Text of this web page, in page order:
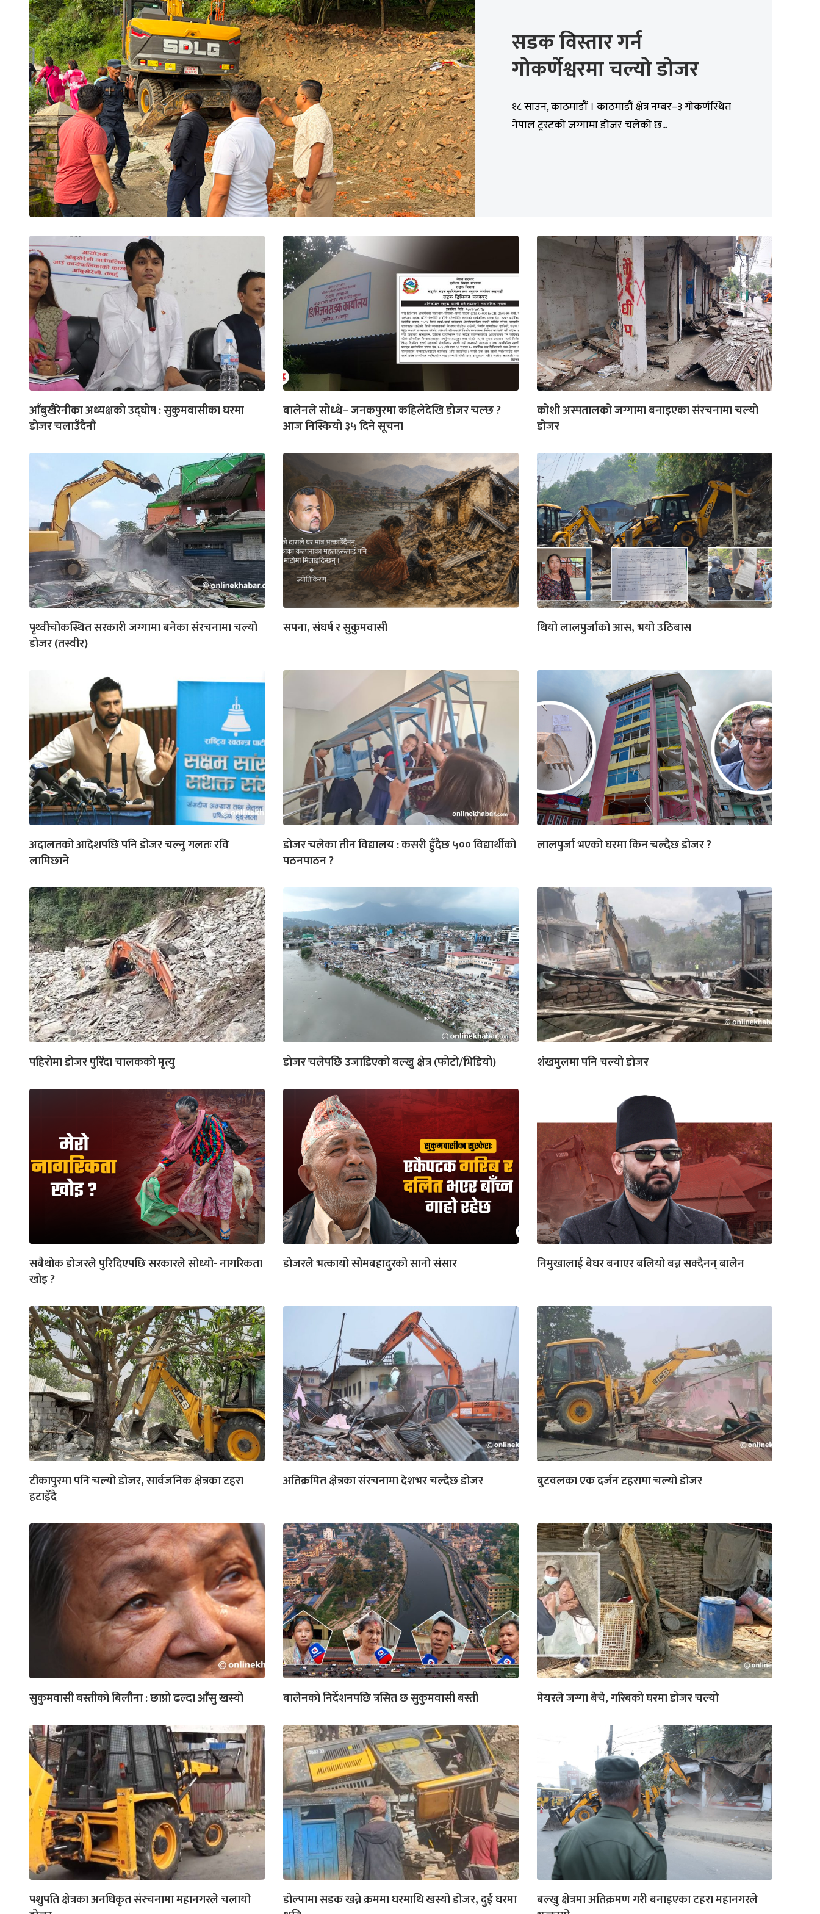
सडक विस्तार गर्न
गोकर्णेश्वरमा चल्यो डोजर
१८ साउन, काठमाडौं । काठमाडौं क्षेत्र नम्बर–३ गोकर्णस्थित
नेपाल ट्रस्टको जग्गामा डोजर चलेको छ...
आँबुखैरेनीका अध्यक्षको उद्घोष : सुकुमवासीका घरमा
डोजर चलाउँदैनौं
बालेनले सोध्थे– जनकपुरमा कहिलेदेखि डोजर चल्छ ?
आज निस्कियो ३५ दिने सूचना
कोशी अस्पतालको जग्गामा बनाइएका संरचनामा चल्यो
डोजर
पृथ्वीचोकस्थित सरकारी जग्गामा बनेका संरचनामा चल्यो
डोजर (तस्वीर)
सपना, संघर्ष र सुकुमवासी थियो लालपुर्जाको आस, भयो उठिबास
अदालतको आदेशपछि पनि डोजर चल्नु गलतः रवि
लामिछाने
डोजर चलेका तीन विद्यालय : कसरी हुँदैछ ५०० विद्यार्थीको
पठनपाठन ?
लालपुर्जा भएको घरमा किन चल्दैछ डोजर ?
पहिरोमा डोजर पुरिँदा चालकको मृत्यु डोजर चलेपछि उजाडिएको बल्खु क्षेत्र (फोटो/भिडियो) शंखमुलमा पनि चल्यो डोजर
सबैथोक डोजरले पुरिदिएपछि सरकारले सोध्यो- नागरिकता
खोइ ?
डोजरले भत्कायो सोमबहादुरको सानो संसार निमुखालाई बेघर बनाएर बलियो बन्न सक्दैनन् बालेन
टीकापुरमा पनि चल्यो डोजर, सार्वजनिक क्षेत्रका टहरा
हटाइँदै
अतिक्रमित क्षेत्रका संरचनामा देशभर चल्दैछ डोजर बुटवलका एक दर्जन टहरामा चल्यो डोजर
सुकुमवासी बस्तीको बिलौना : छाप्रो ढल्दा आँसु खस्यो बालेनको निर्देशनपछि त्रसित छ सुकुमवासी बस्ती मेयरले जग्गा बेचे, गरिबको घरमा डोजर चल्यो
पशुपति क्षेत्रका अनधिकृत संरचनामा महानगरले चलायो
डोल्पामा सडक खन्ने क्रममा घरमाथि खस्यो डोजर, दुई घरमा
बल्खु क्षेत्रमा अतिक्रमण गरी बनाइएका टहरा महानगरले